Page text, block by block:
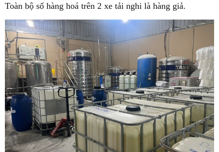
Toàn bộ số hàng hoá trên 2 xe tải nghi là hàng giả.